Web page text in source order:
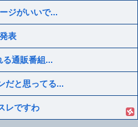
ジがいいで...
表
る通販番組...
だと思ってる...
レですわ